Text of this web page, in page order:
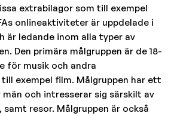
extrabilagor som till exempel
onlineaktiviteter är uppdelade i
är ledande inom alla typer av
Den primära målgruppen är de 18-
för musik och andra
exempel film. Målgruppen har ett
och intresserar sig särskilt av
resor. Målgruppen är också